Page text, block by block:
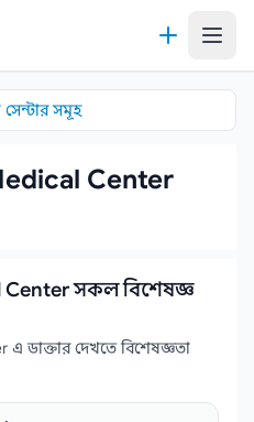
সমূহ
Center
সকল বিশেষজ্ঞ
ডাক্তার দেখতে বিশেষজ্ঞতা